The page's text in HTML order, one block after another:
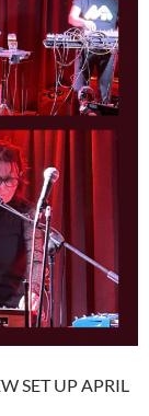
SET UP APRIL